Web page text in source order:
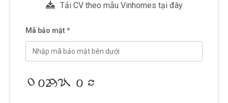
Tải CV theo mẫu Vinhomes tại đây
Mã bảo mật *